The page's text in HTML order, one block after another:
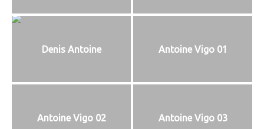
Denis Antoine Antoine Vigo 01
Antoine Vigo 02 Antoine Vigo 03